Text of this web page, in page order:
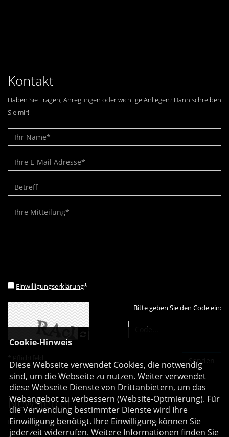
Kontakt
Haben Sie Fragen, Anregungen oder wichtige Anliegen? Dann schreiben
Sie mir!
Einwilligungserklärung*
Bitte geben Sie den Code ein:
* Pflichtfeld
Newsletter
Erhalten Sie Neuigkeiten aus dem Landtag und der Region.
Cookie-Hinweis
Diese Webseite verwendet Cookies, die notwendig
sind, um die Webseite zu nutzen. Weiter verwendet
diese Webseite Dienste von Drittanbietern, um das
Webangebot zu verbessern (Website-Optmierung). Für
die Verwendung bestimmter Dienste wird Ihre
Einwilligung benötigt. Ihre Einwilligung können Sie
jederzeit widerrufen. Weitere Informationen finden Sie